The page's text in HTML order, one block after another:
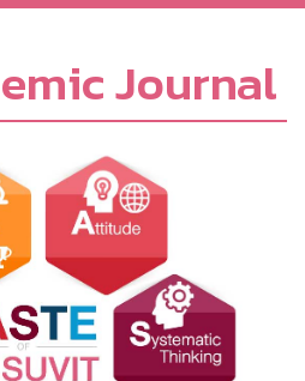
Journal